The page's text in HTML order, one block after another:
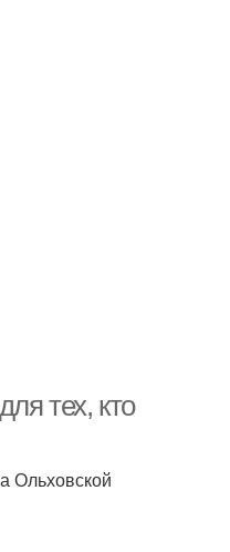
тех, кто
Ольховской